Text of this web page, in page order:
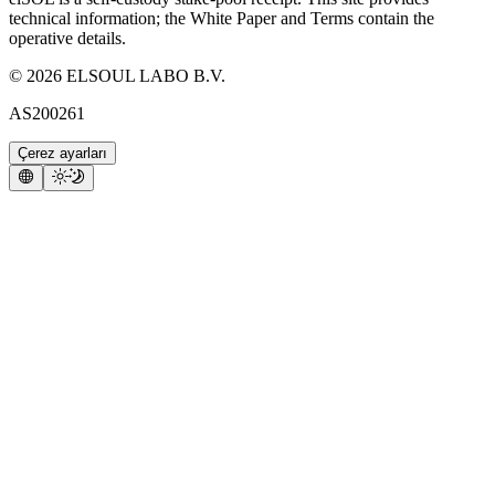
technical information; the White Paper and Terms contain the
operative details.
© 2026 ELSOUL LABO B.V.
AS200261
Çerez ayarları